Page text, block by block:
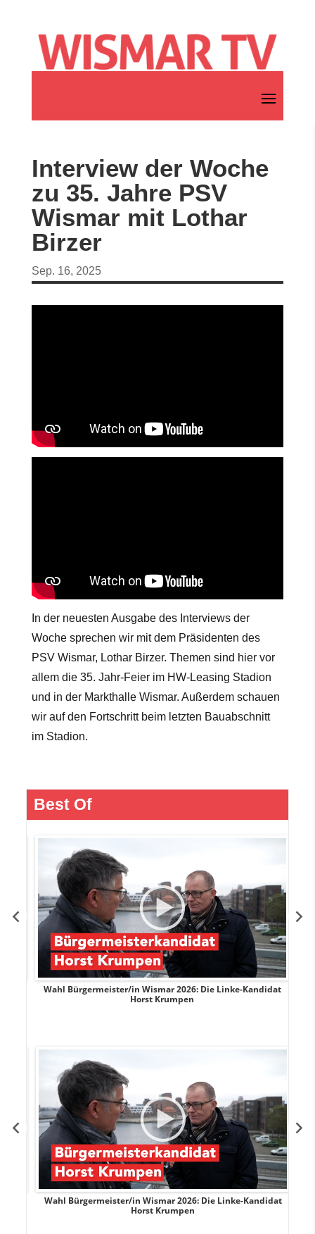
Interview der Woche
zu 35. Jahre PSV
Wismar mit Lothar
Birzer
Sep. 16, 2025
In der neuesten Ausgabe des Interviews der
Woche sprechen wir mit dem Präsidenten des
PSV Wismar, Lothar Birzer. Themen sind hier vor
allem die 35. Jahr-Feier im HW-Leasing Stadion
und in der Markthalle Wismar. Außerdem schauen
wir auf den Fortschritt beim letzten Bauabschnitt
im Stadion.
Best Of
Wahl Bürgermeister/in Wismar 2026: Die Linke-Kandidat
Horst Krumpen
Wahl Bürgermeister/in Wismar 2026: Die Linke-Kandidat
Horst Krumpen